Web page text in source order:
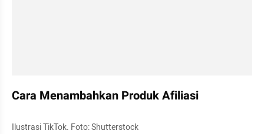
Cara Menambahkan Produk Afiliasi
Ilustrasi TikTok. Foto: Shutterstock